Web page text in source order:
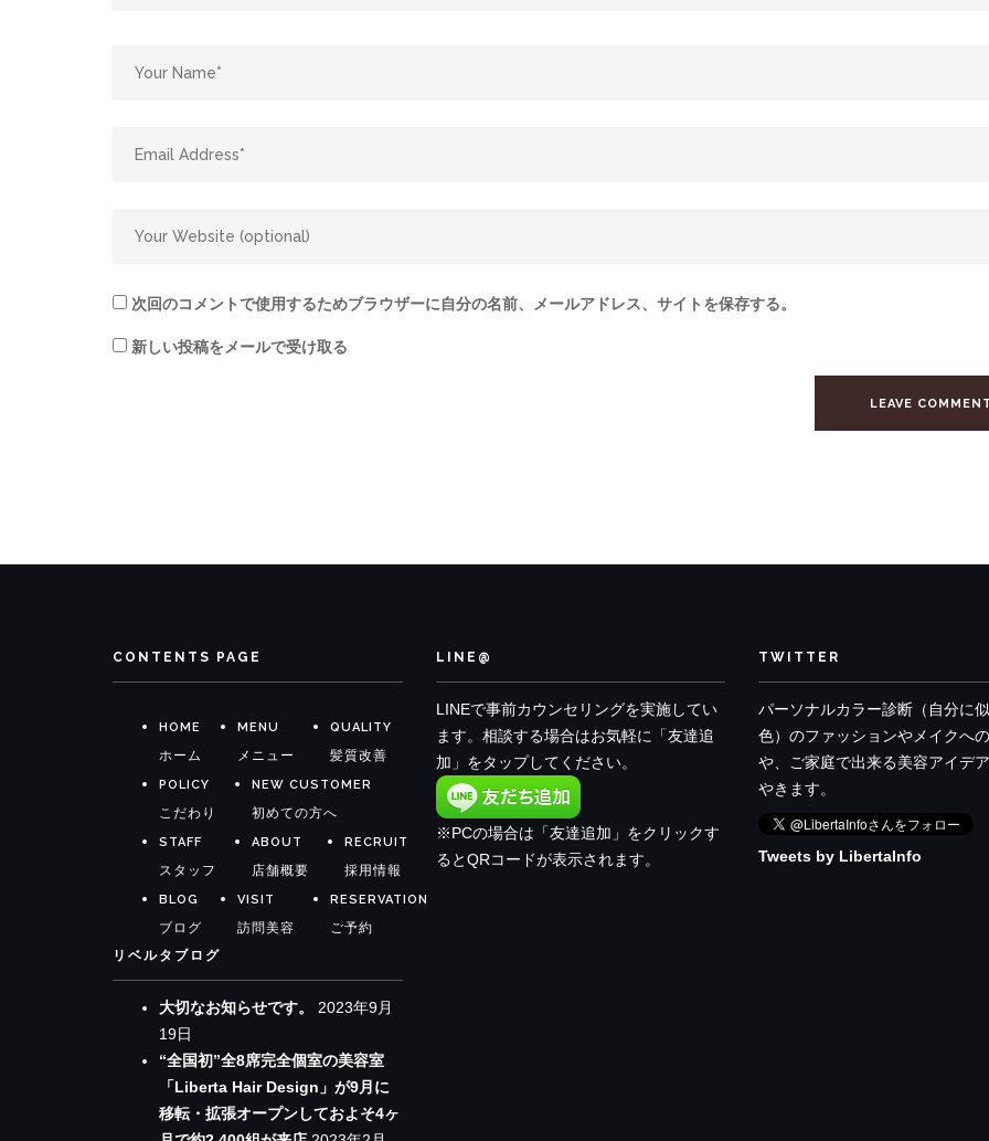
次回のコメントで使用するためブラウザーに自分の名前、メールアドレス、サイトを保存する。
新しい投稿をメールで受け取る
CONTENTS PAGE
HOME
ホーム
MENU
メニュー
QUALITY
髪質改善
POLICY
こだわり
NEW CUSTOMER
初めての方へ
STAFF
スタッフ
ABOUT
店舗概要
RECRUIT
採用情報
BLOG
ブログ
VISIT
訪問美容
RESERVATION
ご予約
リベルタブログ
大切なお知らせです。
2023年9月
19日
“全国初”全8席完全個室の美容室
「Liberta Hair Design」が9月に
移転・拡張オープンしておよそ4ヶ
LINE@
LINEで事前カウンセリングを実施してい
ます。相談する場合はお気軽に「友達追
加」をタップしてください。
※PCの場合は「友達追加」をクリックす
るとQRコードが表示されます。
TWITTER
パーソナルカラー診断（自分に
色）のファッションやメイクへ
や、ご家庭で出来る美容アイデ
やきます。
Tweets by LibertaInfo